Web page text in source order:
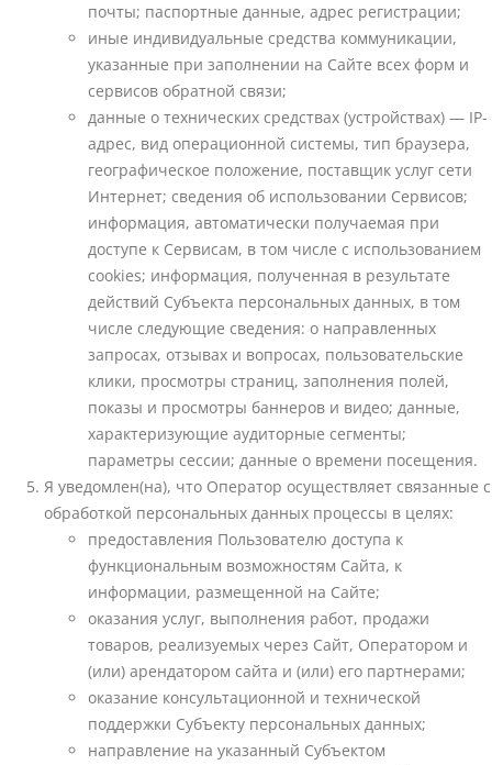
почты; паспортные данные, адрес регистрации;
иные индивидуальные средства коммуникации,
указанные при заполнении на Сайте всех форм и
сервисов обратной связи;
данные о технических средствах (устройствах) — IP-
адрес, вид операционной системы, тип браузера,
географическое положение, поставщик услуг сети
Интернет; сведения об использовании Сервисов;
информация, автоматически получаемая при
доступе к Сервисам, в том числе с использованием
cookies; информация, полученная в результате
действий Субъекта персональных данных, в том
числе следующие сведения: о направленных
запросах, отзывах и вопросах, пользовательские
клики, просмотры страниц, заполнения полей,
показы и просмотры баннеров и видео; данные,
характеризующие аудиторные сегменты;
параметры сессии; данные о времени посещения.
Я уведомлен(на), что Оператор осуществляет связанные с
обработкой персональных данных процессы в целях:
предоставления Пользователю доступа к
функциональным возможностям Сайта, к
информации, размещенной на Сайте;
оказания услуг, выполнения работ, продажи
товаров, реализуемых через Сайт, Оператором и
(или) арендатором сайта и (или) его партнерами;
оказание консультационной и технической
поддержки Субъекту персональных данных;
направление на указанный Субъектом